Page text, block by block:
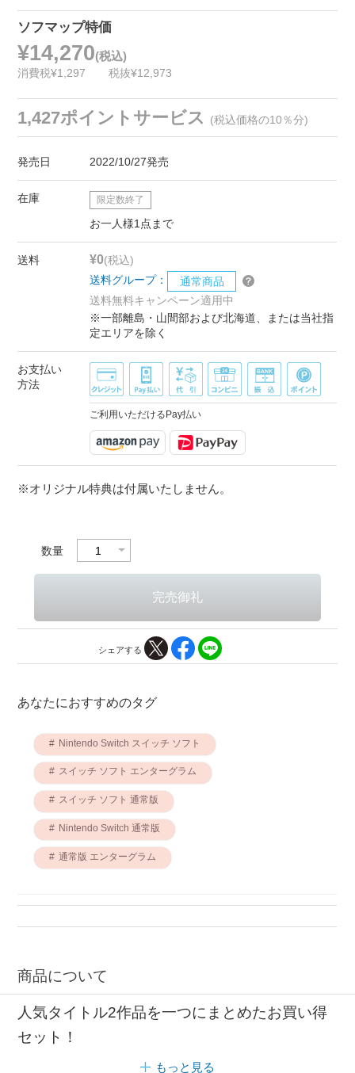
ソフマップ特価
¥14,270(税込)
消費税¥1,297 税抜¥12,973
1,427ポイントサービス (税込価格の10％分)
発売日 2022/10/27発売
在庫 限定数終了
お一人様1点まで
送料 ¥0(税込)
送料グループ：
通常商品
送料無料キャンペーン適用中
※一部離島・山間部および北海道、または当社指
定エリアを除く
お支払い
方法
ご利用いただけるPay払い
※オリジナル特典は付属いたしません。
数量
シェアする
あなたにおすすめのタグ
Nintendo Switch スイッチ ソフト
スイッチ ソフト エンターグラム
スイッチ ソフト 通常版
Nintendo Switch 通常版
通常版 エンターグラム
商品について
人気タイトル2作品を一つにまとめたお買い得
セット！
もっと見る